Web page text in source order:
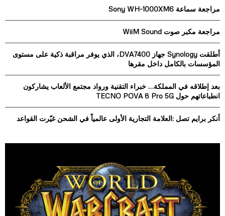
f
r
:
C
H
مراجعة سماعة Sony WH-1000XM6
مراجعة مكبر صوت WiiM Sound
أطلقت Synology جهاز DVA7400، الذي يوفر مراقبة ذكية على مستوى
المؤسسات بالكامل داخل مقرها
بعد إطلاقه في المملكة… خبراء التقنية ورواد مجتمع الألعاب يشاركون
انطباعاتهم حول TECNO POVA 8 Pro 5G
أنكر برايم تصل :العلامة التجارية الأولى عالمياً في الشحن غيّرت القواعد